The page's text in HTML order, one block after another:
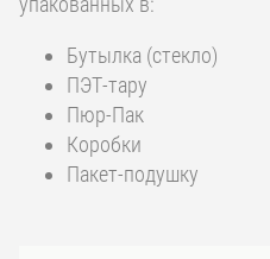
Бутылка (стекло)
ПЭТ-тару
Пюр-Пак
Коробки
Пакет-подушку